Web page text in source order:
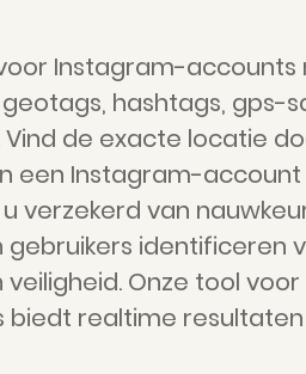
Instagram-accounts
hashtags, gps-
de exacte locatie
een Instagram-account
verzekerd van
gebruikers identificeren
veiligheid. Onze tool
realtime